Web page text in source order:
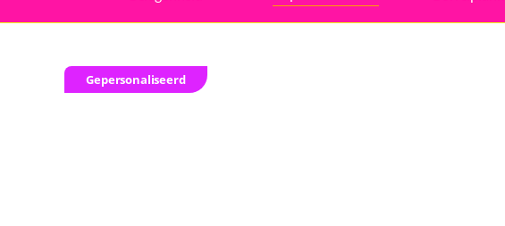
Gepersonaliseerd